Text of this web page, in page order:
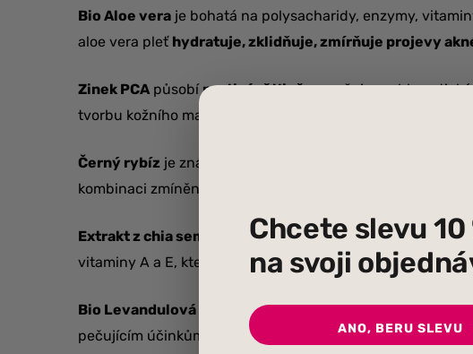
Bio Aloe vera je bohatá na polysacharidy, enzymy,
aloe vera pleť hydratuje, zklidňuje, zmírňuje projevy
Zinek PCA působíprotizánětlivě, vysušuje
tvorbu kožního mazu a je vhodný na ekzémy a akné.
Černý rybíz je známý vysokým obsahem vitaminu C a
kombinaci zmíněných látek, skvělým pomocníkem na
Extrakt z chia semínek
vytváří na pleti ochrannou vrstvu
vitaminy A a E, které přispívají k regeneraci pleti.
Bio Levandulová voda
pochází z čistých bulharských
pečujícím účinkům pleť
zklidňuje a harmonizuje.
Chcete slevu 10
na svoji
ANO, BERU SLEVU